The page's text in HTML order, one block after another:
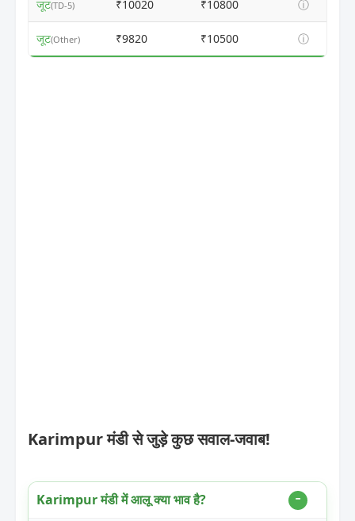
जूट(TD-5) ₹10020 ₹10800 ⓘ
जूट(Other) ₹9820 ₹10500 ⓘ
Karimpur मंडी से जुड़े कुछ सवाल-जवाब!
Karimpur मंडी में आलू क्या भाव है?